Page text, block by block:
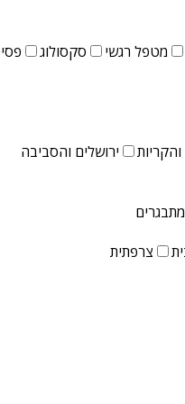
מטפל רגשי סקסולוג
ירושלים והסביבה
מתבגרים
צרפתית